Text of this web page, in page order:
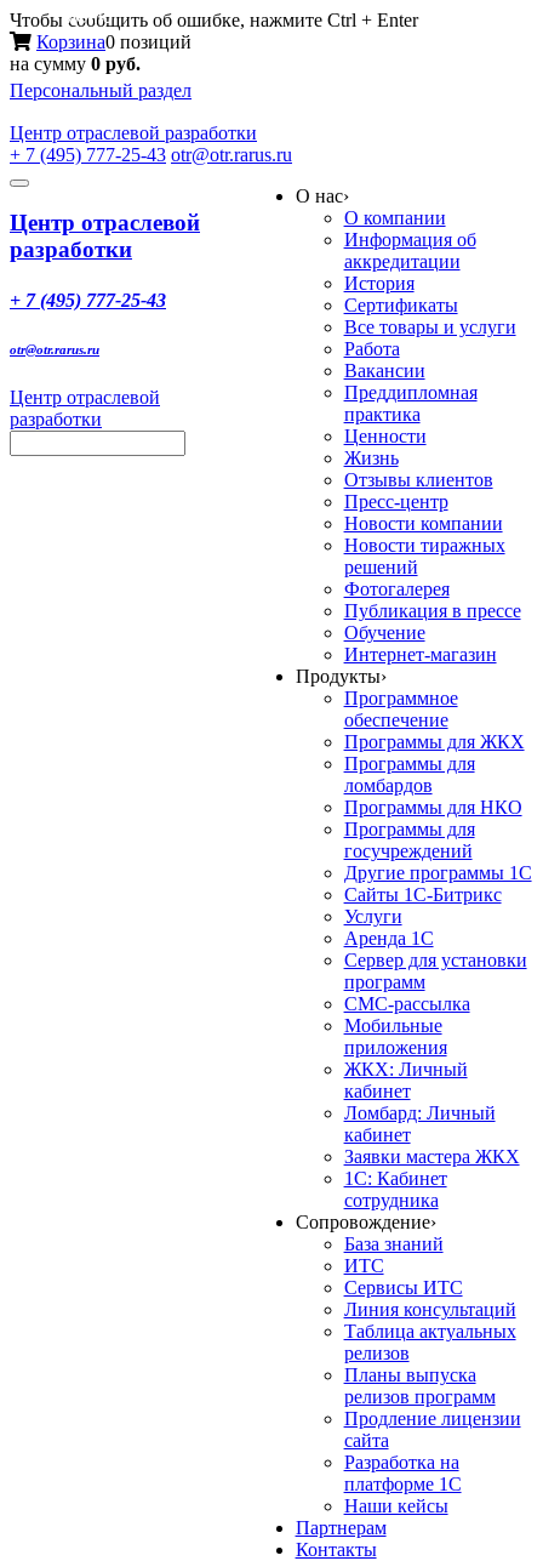
Чтобы сообщить об ошибке, нажмите Ctrl + Enter
Корзина0 позиций
на сумму 0 руб.
Персональный раздел
Центр отраслевой разработки
+ 7 (495) 777-25-43 otr@otr.rarus.ru
Toggle
Меню
Центр отраслевой
разработки
+ 7 (495) 777-25-43
otr@otr.rarus.ru
Центр отраслевой
разработки
О нас›
О компании
Информация об
аккредитации
История
Сертификаты
Все товары и услуги
Работа
Вакансии
Преддипломная
практика
Ценности
Жизнь
Отзывы клиентов
Пресс-центр
Новости компании
Новости тиражных
решений
Фотогалерея
Публикация в прессе
Обучение
Интернет-магазин
Продукты›
Программное
обеспечение
Программы для ЖКХ
Программы для
ломбардов
Программы для НКО
Программы для
госучреждений
Другие программы 1С
Сайты 1С-Битрикс
Услуги
Аренда 1С
Сервер для установки
программ
СМС-рассылка
Мобильные
приложения
ЖКХ: Личный
кабинет
Ломбард: Личный
кабинет
Заявки мастера ЖКХ
1С: Кабинет
сотрудника
Сопровождение›
База знаний
ИТС
Сервисы ИТС
Линия консультаций
Таблица актуальных
релизов
Планы выпуска
релизов программ
Продление лицензии
сайта
Разработка на
платформе 1С
Наши кейсы
Партнерам
Контакты